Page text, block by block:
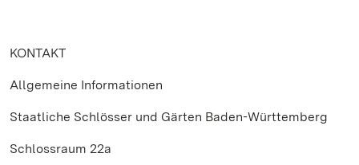
KONTAKT
Allgemeine Informationen
Staatliche Schlösser und Gärten Baden-Württemberg
Schlossraum 22a